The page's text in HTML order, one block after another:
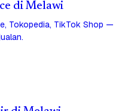
di Melawi
Tokopedia, TikTok Shop —